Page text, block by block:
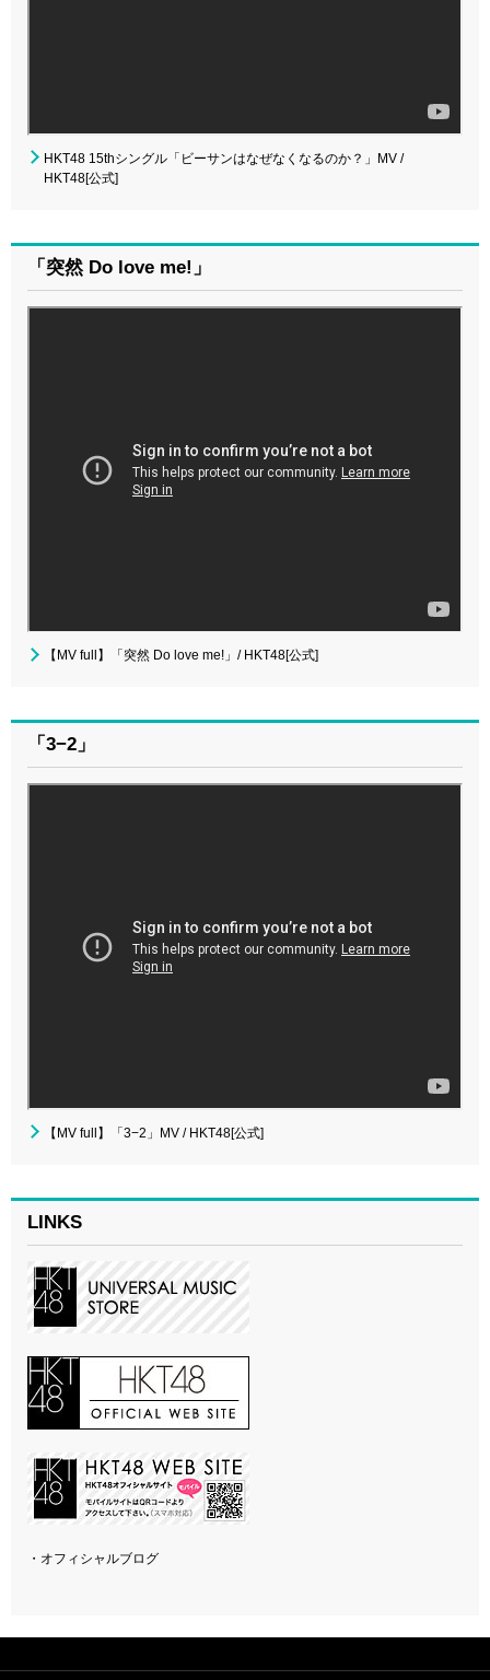
HKT48 15thシングル「ビーサンはなぜなくなるのか？」MV /
HKT48[公式]
「突然 Do love me!」
【MV full】「突然 Do love me!」/ HKT48[公式]
「3−2」
【MV full】「3−2」MV / HKT48[公式]
LINKS
・オフィシャルブログ